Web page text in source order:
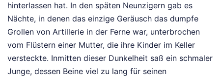
hinterlassen hat. In den späten Neunzigern gab es
Nächte, in denen das einzige Geräusch das dumpfe
Grollen von Artillerie in der Ferne war, unterbrochen
vom Flüstern einer Mutter, die ihre Kinder im Keller
versteckte. Inmitten dieser Dunkelheit saß ein schmaler
Junge, dessen Beine viel zu lang für seinen